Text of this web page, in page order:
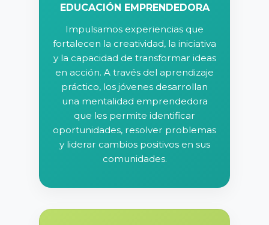
EDUCACIÓN EMPRENDEDORA
Impulsamos experiencias que
fortalecen la creatividad, la iniciativa
y la capacidad de transformar ideas
en acción. A través del aprendizaje
práctico, los jóvenes desarrollan
una mentalidad emprendedora
que les permite identificar
oportunidades, resolver problemas
y liderar cambios positivos en sus
comunidades.